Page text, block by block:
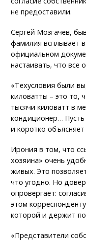
не предоставили.
Сергей Мозгачев,
фамилия всплывает
официальном
настаивать, что все
«Техусловия были
киловатты – это то,
тысячи киловатт в
кондиционер… Пусть
и коротко объясняет
Ирония в том, что
хозяина» очень
живых. Это
что угодно. Но
опровергает:
этом
которой и держит
«Представители